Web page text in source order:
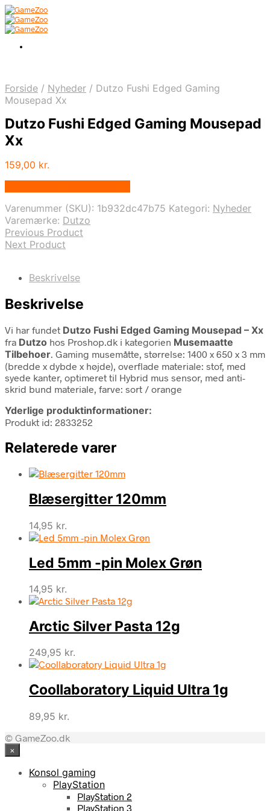
Forside / Nyheder / Dutzo Fushi Edged Gaming
Mousepad Xx
Dutzo Fushi Edged Gaming Mousepad
Xx
159,00 kr.
Varenummer (SKU): 1b932dc47b75 Kategori: Nyheder
Varemærke: Dutzo
Previous Product
Next Product
Beskrivelse
Beskrivelse
Vi har fundet Dutzo Fushi Edged Gaming Mousepad – Xx
fra Dutzo hos Proshop.dk i kategorien Musemaatte
Tilbehoer. Gaming musemåtte, størrelse: 1400 x 650 x 3 mm
(bredde x dybde x højde), overflade materiale: stof, med
syede kanter, optimeret til Hybrid mus sensor, med anti-
skrid bund materiale, farve: sort / orange
Yderlige produktinformationer:
Produkt id: 2833252
Relaterede varer
Blæsergitter 120mm
14,95 kr.
Led 5mm -pin Molex Grøn
14,95 kr.
Arctic Silver Pasta 12g
249,95 kr.
Coollaboratory Liquid Ultra 1g
89,95 kr.
© GameZoo.dk
×
Konsol gaming
PlayStation
PlayStation 2
PlayStation 3